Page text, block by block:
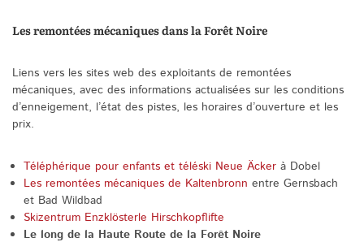
Les remontées mécaniques dans la Forêt Noire
Liens vers les sites web des exploitants de remontées
mécaniques, avec des informations actualisées sur les conditions
d’enneigement, l’état des pistes, les horaires d’ouverture et les
prix.
Téléphérique pour enfants et téléski Neue Äcker à Dobel
Les remontées mécaniques de Kaltenbronn entre Gernsbach
et Bad Wildbad
Skizentrum Enzklösterle Hirschkopflifte
Le long de la Haute Route de la Forêt Noire